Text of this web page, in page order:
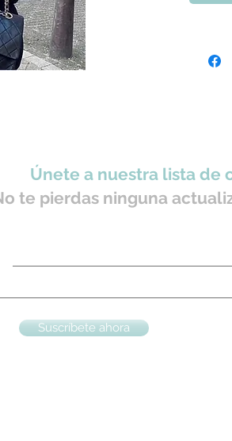
Únete a nuestra lista de
te pierdas ninguna
Suscríbete ahora